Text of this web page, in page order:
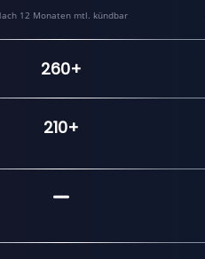
12 Monaten mtl. kündbar
260+
210+